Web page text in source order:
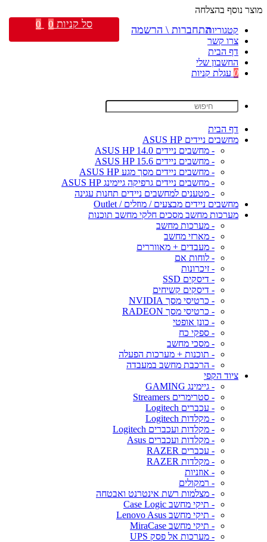
מוצר נוסף בהצלחה
קטגוריות
צרו קשר
דף הבית
החשבון שלי
0 עגלת קניות
דף הבית
מחשבים ניידים ASUS HP
- מחשבים ניידים ASUS HP 14.0
- מחשבים ניידים ASUS HP 15.6
- מחשבים ניידים מסך מגע ASUS HP
- מחשבים ניידים גרפיקה גיימינג ASUS HP
- מטענים למחשבים ניידים תחנות עגינה
מחשבים ניידים מבצעים / מוזלים / Outlet
מערכות מחשב מסכים חלקי מחשב תוכנות
- מערכות מחשב
- מארזי מחשב
- מעבדים + מאווררים
- לוחות אם
- זיכרונות
- דיסקים SSD
- דיסקים קשיחים
- כרטיסי מסך NVIDIA
- כרטיסי מסך RADEON
- כונן אופטי
- ספקי כח
- מסכי מחשב
- תוכנות + מערכות הפעלה
- הרכבת מחשב במעבדה
ציוד הקפי
- גיימינג GAMING
- סטרימרים Streamers
- עכברים Logitech
- מקלדות Logitech
- מקלדות ועכברים Logitech
- מקלדות ועכברים Asus
- עכברים RAZER
- מקלדות RAZER
- אוזניות
- רמקולים
- מצלמות רשת אינטרנט ואבטחה
- תיקי מחשב Case Logic
- תיקי מחשב Lenovo Asus
- תיקי מחשב MiraCase
- מערכות אל פסק UPS
התחברות \ הרשמה סל קניות 0
0